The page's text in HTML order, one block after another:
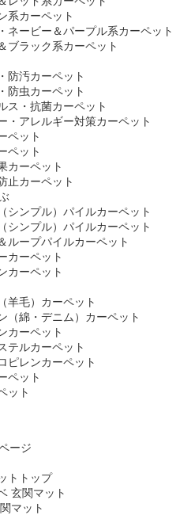
系カーペット
ネービー＆パープル系カーペット
ブラック系カーペット
防汚カーペット
防虫カーペット
ス・抗菌カーペット
・アレルギー対策カーペット
ペット
ペット
カーペット
止カーペット
シンプル）パイルカーペット
シンプル）パイルカーペット
ループパイルカーペット
カーペット
カーペット
羊毛）カーペット
（綿・デニム）カーペット
カーペット
テルカーペット
ピレンカーペット
ペット
ット
ージ
トトップ
玄関マット
マット